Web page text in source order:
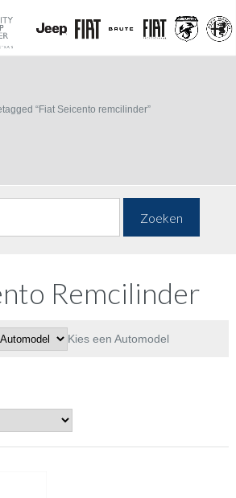
“Fiat Seicento remcilinder”
Zoeken
Remcilinder
Kies een Automodel